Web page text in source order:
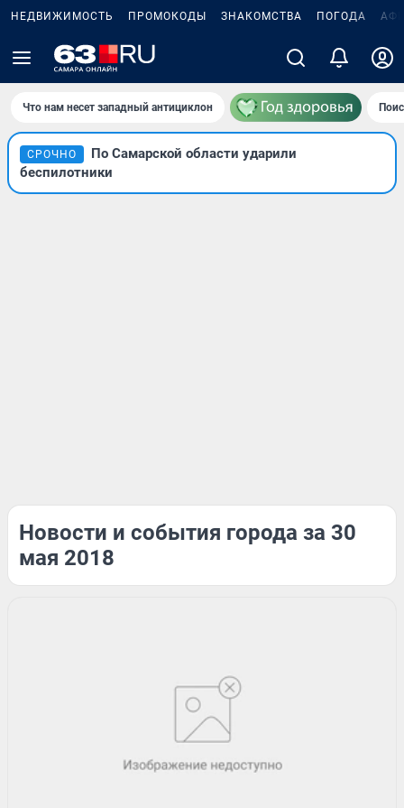
НЕДВИЖИМОСТЬ ПРОМОКОДЫ ЗНАКОМСТВА ПОГОДА
Что нам несет западный антициклон
СРОЧНО
По Самарской области ударили
беспилотники
Новости и события города за 30
мая 2018